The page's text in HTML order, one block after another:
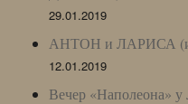
29.01.2019
АНТОН и ЛАРИСА
12.01.2019
Вечер «Наполеона»